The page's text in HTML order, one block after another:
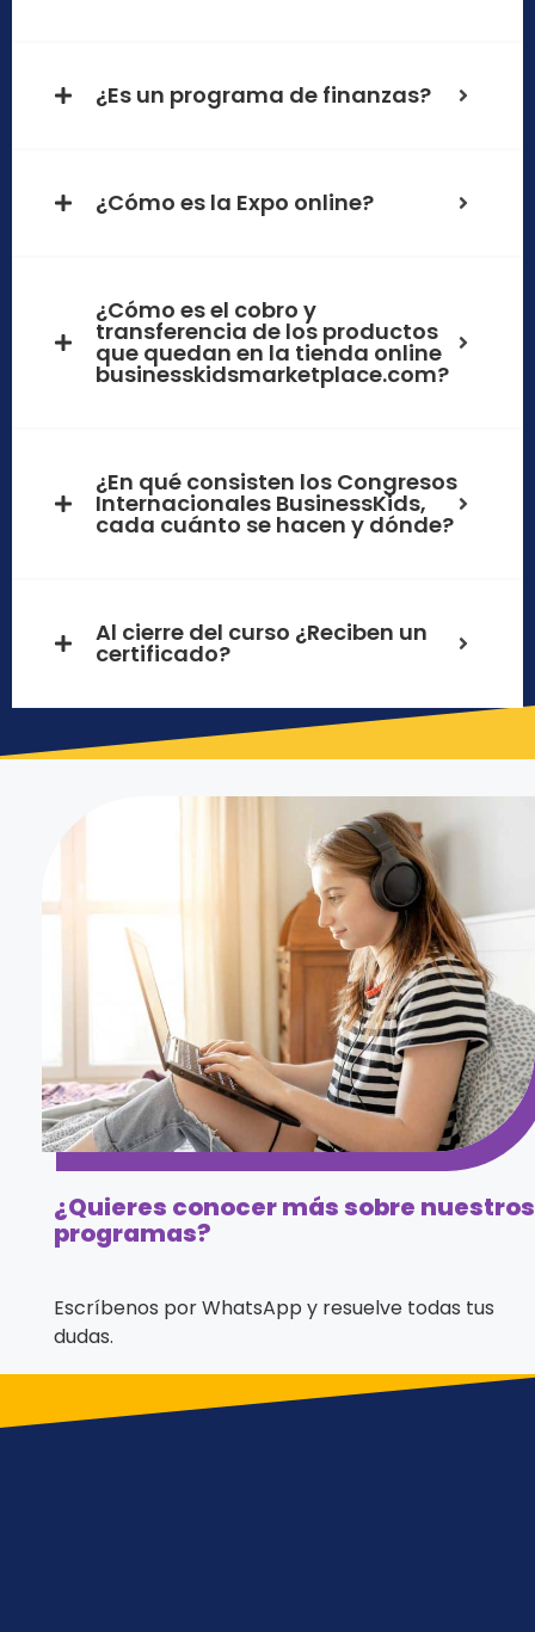
¿Es un programa de finanzas?
¿Cómo es la Expo online?
¿Cómo es el cobro y
transferencia de los productos
que quedan en la tienda online
businesskidsmarketplace.com?
¿En qué consisten los Congresos
Internacionales BusinessKids,
cada cuánto se hacen y dónde?
Al cierre del curso ¿Reciben un
certificado?
¿Quieres conocer más sobre nuestros
programas?
Escríbenos por WhatsApp y resuelve todas tus
dudas.